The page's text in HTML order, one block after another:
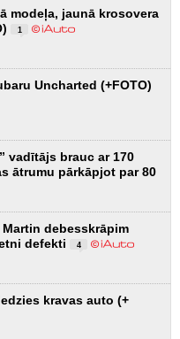
modeļa, jaunā krosovera
1
Uncharted (+FOTO)
vadītājs brauc ar 170
ātrumu pārkāpjot par 80
debesskrāpim
defekti
4
kravas auto (+